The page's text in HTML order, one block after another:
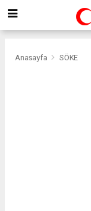
Anasayfa SÖKE